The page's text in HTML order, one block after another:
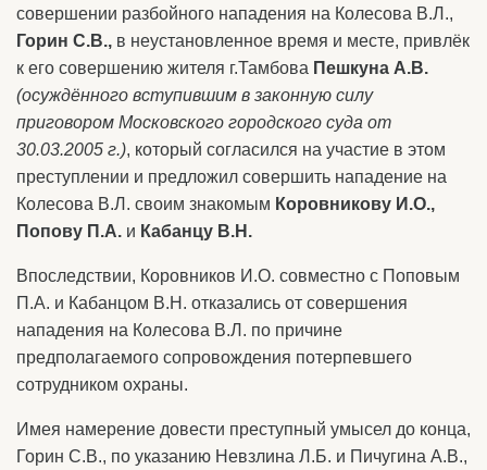
совершении разбойного нападения на Колесова В.Л.,
Горин С.В., в неустановленное время и месте, привлёк
к его совершению жителя г.Тамбова Пешкуна А.В.
(осуждённого вступившим в законную силу
приговором Московского городского суда от
30.03.2005 г.), который согласился на участие в этом
преступлении и предложил совершить нападение на
Колесова В.Л. своим знакомым Коровникову И.О.,
Попову П.А. и Кабанцу В.Н.
Впоследствии, Коровников И.О. совместно с Поповым
П.А. и Кабанцом В.Н. отказались от совершения
нападения на Колесова В.Л. по причине
предполагаемого сопровождения потерпевшего
сотрудником охраны.
Имея намерение довести преступный умысел до конца,
Горин С.В., по указанию Невзлина Л.Б. и Пичугина А.В.,